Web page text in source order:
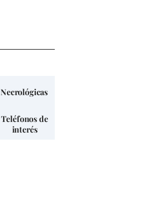
Necrológicas
Teléfonos de
interés